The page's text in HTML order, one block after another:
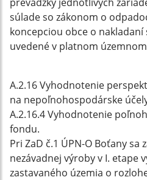
súlade so zákonom o
koncepciou obce o
uvedené v platnom
A.2.16 Vyhodnotenie
na nepoľnohospodárske
A.2.16.4 Vyhodnotenie
fondu.
Pri ZaD č.1 ÚPN-O Boťany sa
nezávadnej výroby v I. etape
zastavaného územia o